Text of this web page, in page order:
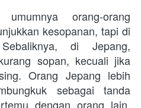
orang-orang
kesopanan, tapi di
Sebaliknya, di Jepang,
sopan, kecuali jika
Orang Jepang lebih
sebagai tanda
dengan orang lain.